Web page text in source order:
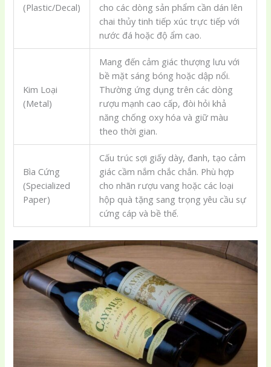
(Plastic/Decal)
cho các dòng sản phẩm cần dán lên
chai thủy tinh tiếp xúc trực tiếp với
nước đá hoặc độ ẩm cao.
Kim Loại
(Metal)
Mang đến cảm giác thượng lưu với
bề mặt sáng bóng hoặc dập nổi.
Thường ứng dụng trên các dòng
rượu mạnh cao cấp, đòi hỏi khả
năng chống oxy hóa và giữ màu
theo thời gian.
Bìa Cứng
(Specialized
Paper)
Cấu trúc sợi giấy dày, đanh, tạo cảm
giác cầm nắm chắc chắn. Phù hợp
cho nhãn rượu vang hoặc các loại
hộp quà tặng sang trọng yêu cầu sự
cứng cáp và bề thế.